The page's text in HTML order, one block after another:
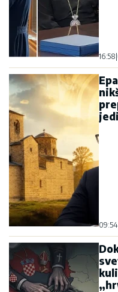
16:58|
09:54